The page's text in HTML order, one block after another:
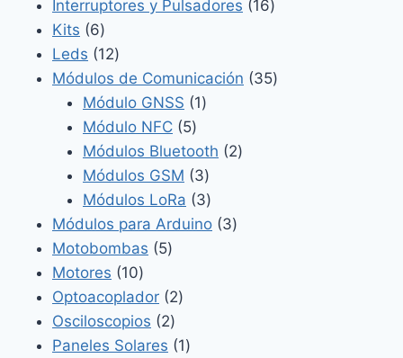
productos
Interruptores y Pulsadores 1616
Kits 66
productos
Leds 1212
productos
Módulos de Comunicación 3535
Módulo GNSS 11
Módulo NFC 55
productos
Módulos Bluetooth 22
Módulos GSM 33
productos
Módulos LoRa 33
productos
Módulos para Arduino 33
Motobombas 55
Motores 1010
productos
Optoacoplador 22
Osciloscopios 22
productos
Paneles Solares 11